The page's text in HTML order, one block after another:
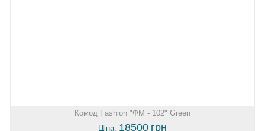
Комод Fashion "ФМ - 102" Green
Ціна: 18500 грн